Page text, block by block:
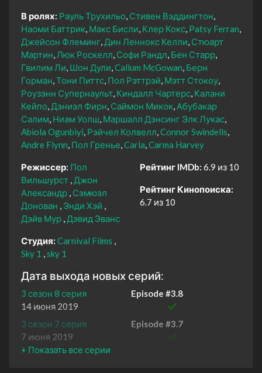
В ролях: Рауль Трухильо Стивен Вэддингтон
Наоми Баттрик Макс Бисли Клер Кокс Patsy Ferran
Джейсон Флеминг Дин Леннокс Келли Стюарт
Мартин Люк Роскелл Софи Рандл Бен Старр
Гвилим Ли Шон Дули Callum McGowan Берн
Горман Тони Питтс Пол Рэттрэй Мэтт Стокоу
Роузэнн Супернаульт Киндалл Чартерс Калани
Кейпо Дэниэл Фирн Саймон Микок Абубакар
Салим Ниам Уолш Маршалл Дэнсинг Элк Лукас
Abiola Ogunbiyi Рэйчел Колвелл Connor Swindells
Andre Flynn Пол Гренье Carla Carma Harvey
Режиссер: Пол
Вильшурст Джон
Александр Сэмюэл
Донован
Энди Хэй
Дэйв Мур Дэвид Эванс
Студия: Carnival Films
Sky 1
sky 1
Рейтинг IMDb: 6.9 из 10
Рейтинг Кинопоиска:
6.7 из 10
Дата выхода новых серий:
3 сезон 8 серия
Episode #3.8
14 июня 2019
3 сезон 7 серия
Episode #3.7
7 июня 2019
3 сезон 6 серия